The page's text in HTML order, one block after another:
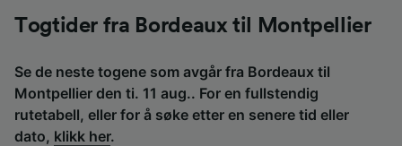
Togtider fra Bordeaux til Montpellier
Se de neste togene som avgår fra Bordeaux til
Montpellier den ti. 11 aug.. For en fullstendig
rutetabell, eller for å søke etter en senere tid eller
dato, klikk her.